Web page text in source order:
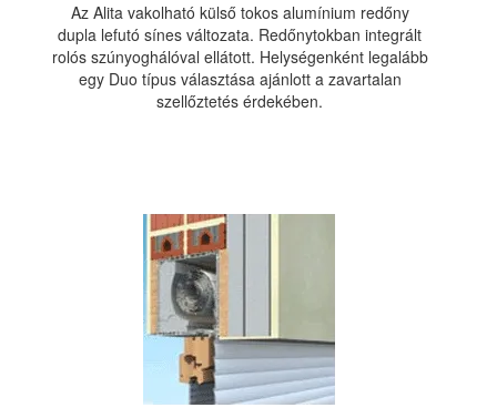
Az Alita vakolható külső tokos alumínium redőny
dupla lefutó sínes változata. Redőnytokban integrált
rolós szúnyoghálóval ellátott. Helységenként legalább
egy Duo típus választása ajánlott a zavartalan
szellőztetés érdekében.